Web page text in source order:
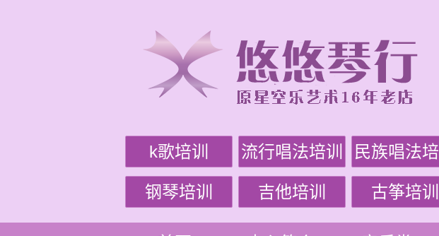
k歌培训 流行唱法培训 民族唱法培
钢琴培训 吉他培训 古筝培训